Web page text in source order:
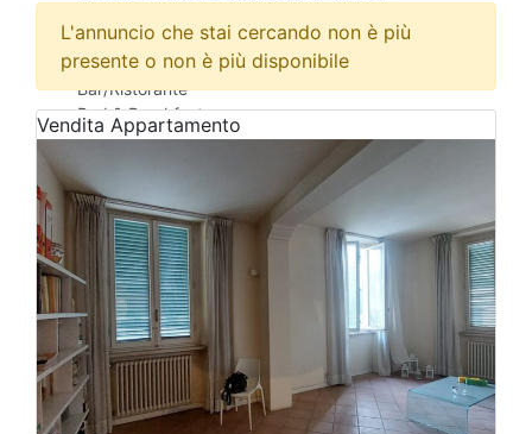
Attività/Licenza Commerciale
Azienda Agricola
Bar/Ristorante
Bed & Breakfast
Albergo
Negozio/locale commerciale
Agriturismo
Magazzini
Capannoni
Uffici
Terreni in Vendita
Qualsiasi
Terreno edificabile
Terreno
L'annuncio che stai cercando non è più
presente o non è più disponibile
Vendita Appartamento